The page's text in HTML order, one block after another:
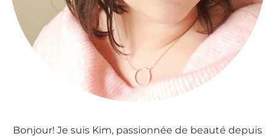
Bonjour! Je suis Kim, passionnée de beauté depuis